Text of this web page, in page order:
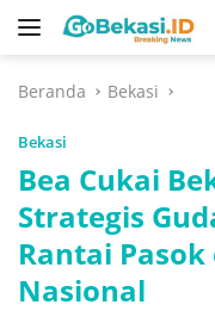
Langsung
Beranda
Bekasi
Bekasi
Bea Cukai
Strategis
Rantai
Nasional